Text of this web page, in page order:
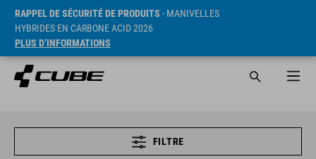
RAPPEL DE SÉCURITÉ DE PRODUITS - MANIVELLES
HYBRIDES EN CARBONE ACID 2026
PLUS D’INFORMATIONS
FILTRE